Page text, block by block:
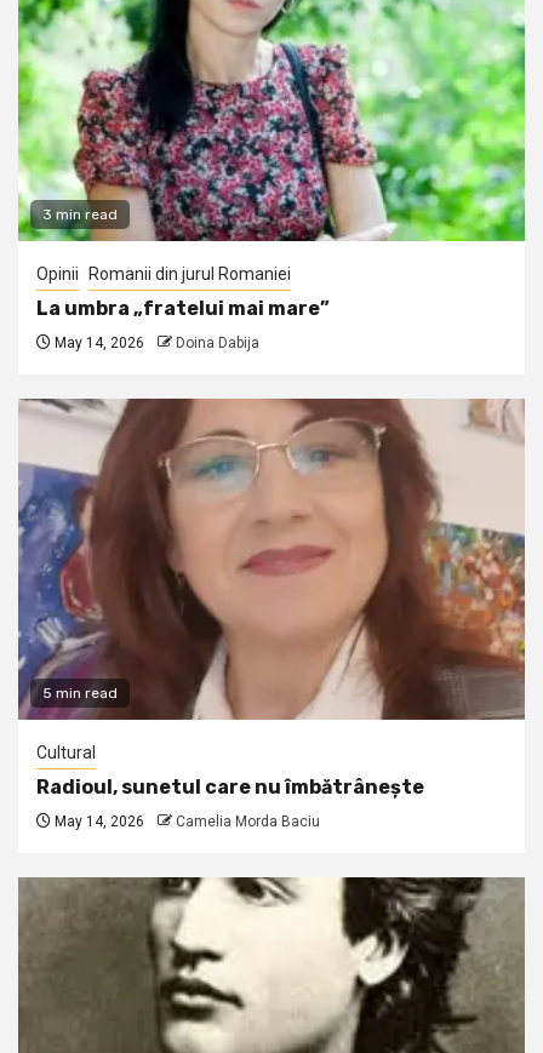
3 min read
Opinii Romanii din jurul Romaniei
La umbra „fratelui mai mare”
May 14, 2026 Doina Dabija
5 min read
Cultural
Radioul, sunetul care nu îmbătrânește
May 14, 2026 Camelia Morda Baciu